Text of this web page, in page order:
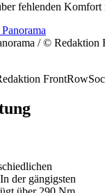
fehlenden
/ ©
der gängigsten